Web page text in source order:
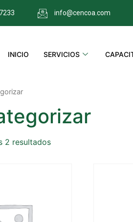
info@cencoa.com
INICIO SERVICIOS
2 resultados